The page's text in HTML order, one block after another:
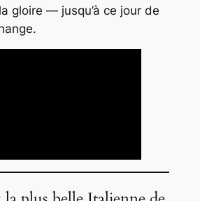
gloire — jusqu’à ce jour de